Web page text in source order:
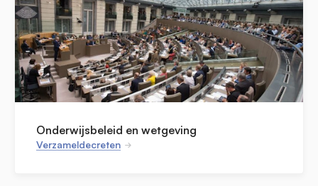
Onderwijsbeleid en wetgeving
Verzameldecreten